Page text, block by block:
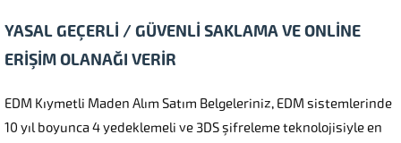
YASAL GEÇERLİ / GÜVENLİ SAKLAMA VE ONLİNE
ERİŞİM OLANAĞI VERİR
EDM Kıymetli Maden Alım Satım Belgeleriniz, EDM sistemlerinde
10 yıl boyunca 4 yedeklemeli ve 3DS şifreleme teknolojisiyle en